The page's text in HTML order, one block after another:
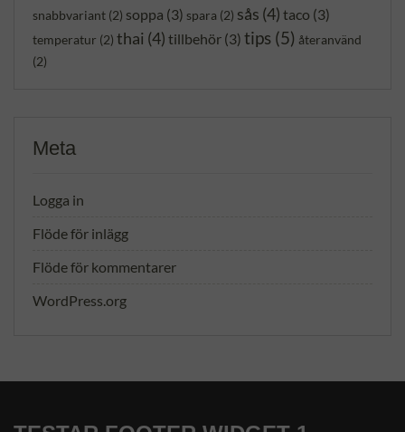
snabbvariant (2) soppa (3) spara (2) sås (4) taco (3)
temperatur (2) thai (4) tillbehör (3) tips (5) återanvänd
(2)
Meta
Logga in
Flöde för inlägg
Flöde för kommentarer
WordPress.org